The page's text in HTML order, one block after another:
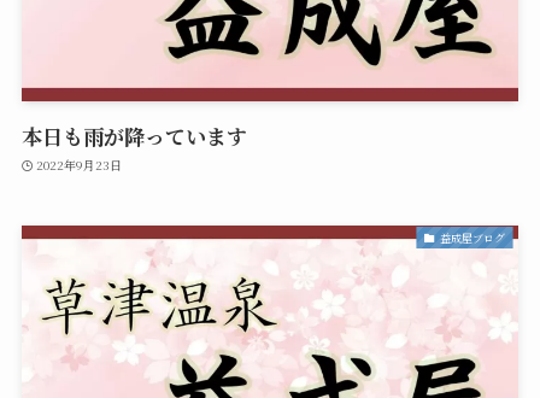
本日も雨が降っています
2022年9月23日
益成屋ブログ